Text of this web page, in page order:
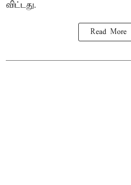
விட்டது.
Read More